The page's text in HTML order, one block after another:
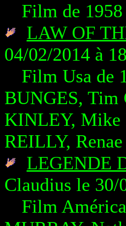
Film de
LAW OF
04/02/2014 à
Film Usa de
BUNGES,
KINLEY, Mike
REILLY,
LEGENDE
Claudius le 30/
Film